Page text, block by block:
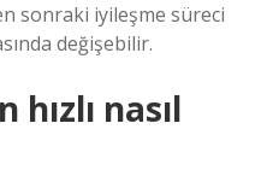
sonraki iyileşme süreci
değişebilir.
nasıl